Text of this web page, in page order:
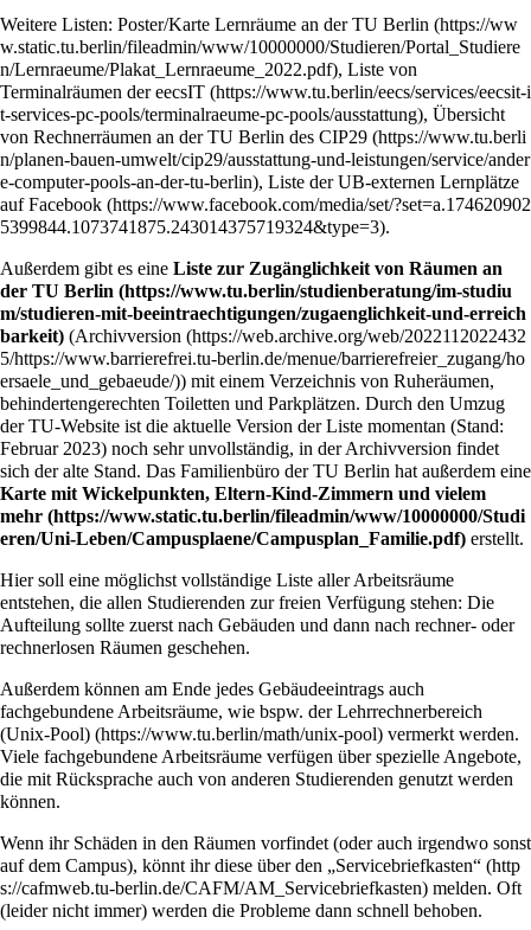
Weitere Listen: Poster/Karte Lernräume an der TU Berlin
, Liste von
Terminalräumen der eecsIT
, Übersicht
von Rechnerräumen an der TU Berlin des CIP29
, Liste der UB-externen Lernplätze
auf Facebook
.
Außerdem gibt es eine Liste zur Zugänglichkeit von Räumen an
der TU Berlin
(Archivversion
) mit einem Verzeichnis von Ruheräumen,
behindertengerechten Toiletten und Parkplätzen. Durch den Umzug
der TU-Website ist die aktuelle Version der Liste momentan (Stand:
Februar 2023) noch sehr unvollständig, in der Archivversion findet
sich der alte Stand. Das Familienbüro der TU Berlin hat außerdem eine
Karte mit Wickelpunkten, Eltern-Kind-Zimmern und vielem
mehr
erstellt.
Hier soll eine möglichst vollständige Liste aller Arbeitsräume
entstehen, die allen Studierenden zur freien Verfügung stehen: Die
Aufteilung sollte zuerst nach Gebäuden und dann nach rechner- oder
rechnerlosen Räumen geschehen.
Außerdem können am Ende jedes Gebäudeeintrags auch
fachgebundene Arbeitsräume, wie bspw. derLehrrechnerbereich
(Unix-Pool)
vermerkt werden.
Viele fachgebundene Arbeitsräume verfügen über spezielle Angebote,
die mit Rücksprache auch von anderen Studierenden genutzt werden
können.
Wenn ihr Schäden in den Räumen vorfindet (oder auch irgendwo sonst
auf dem Campus), könnt ihr diese über den „Servicebriefkasten“
melden. Oft
(leider nicht immer) werden die Probleme dann schnell behoben.